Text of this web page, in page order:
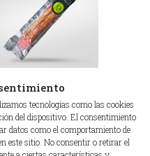
tecnologías como las cookies
del dispositivo. El consentimiento
datos como el comportamiento de
este sitio. No consentir o retirar el
Lomo de Cebo (mitad)